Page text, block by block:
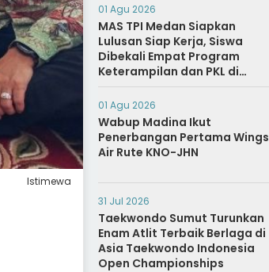
Istimewa
01 Agu 2026
MAS TPI Medan Siapkan
Lulusan Siap Kerja, Siswa
Dibekali Empat Program
Keterampilan dan PKL di
Dunia Industri
01 Agu 2026
Wabup Madina Ikut
Penerbangan Pertama Wings
Air Rute KNO-JHN
31 Jul 2026
Taekwondo Sumut Turunkan
Enam Atlit Terbaik Berlaga di
Asia Taekwondo Indonesia
Open Championships